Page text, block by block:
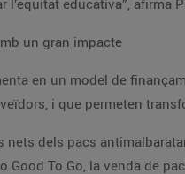
educativa”, afirma
un gran impacte
en un model de
i que permeten
dels pacs
Good To Go, la venda de